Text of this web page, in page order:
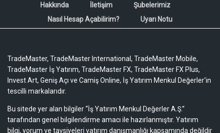
Hakkında İletişim
Şubelerimiz
Nasıl Hesap Açabilirim?
Uyarı Notu
TradeMaster, TradeMaster International, TradeMaster Mobile,
TradeMaster İş Yatırım, TradeMaster FX, TradeMaster FX Plus,
Invest Art, Geniş Açı ve Camiş Online, İş Yatırım Menkul Değerler'in
tescilli markalarıdır.
Bu sitede yer alan bilgiler “İş Yatırım Menkul Değerler A.Ş.”
tarafından genel bilgilendirme amacı ile hazırlanmıştır. Yatırım
bilgi, yorum ve tavsiyeleri yatırım danışmanlığı kapsamında değildir